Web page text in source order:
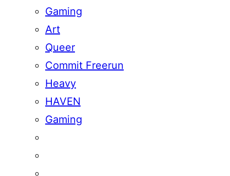
Gaming
Art
Queer
Commit Freerun
Heavy
HAVEN
Gaming